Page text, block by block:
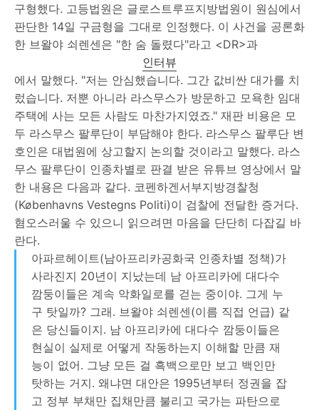
구형했다. 고등법원은 글로스트루프지방법원이 원심에서
판단한 14일 구금형을 그대로 인정했다. 이 사건을 공론화
한 브왈야 쇠렌센은 "한 숨 돌렸다"라고 <DR>과
인터뷰
에서 말했다. "저는 안심했습니다. 그간 값비싼 대가를 치
렀습니다. 저뿐 아니라 라스무스가 방문하고 모욕한 임대
주택에 사는 모든 사람도 마찬가지였죠." 재판 비용은 모
두 라스무스 팔루단이 부담해야 한다. 라스무스 팔루단 변
호인은 대법원에 상고할지 논의할 것이라고 말했다. 라스
무스 팔루단이 인종차별로 판결 받은 유튜브 영상에서 말
한 내용은 다음과 같다. 코펜하겐서부지방경찰청
(Københavns Vestegns Politi)이 검찰에 전달한 증거다.
혐오스러울 수 있으니 읽으려면 마음을 단단히 다잡길 바
란다.
아파르헤이트(남아프리카공화국 인종차별 정책)가
사라진지 20년이 지났는데 남 아프리카에 대다수
깜둥이들은 계속 악화일로를 걷는 중이야. 그게 누
구 탓일까? 그래. 브왈야 쇠렌센(이름 직접 언급) 같
은 당신들이지. 남 아프리카에 대다수 깜둥이들은
현실이 실제로 어떻게 작동하는지 이해할 만큼 재
능이 없어. 그냥 모든 걸 흑백으로만 보고 백인만
탓하는 거지. 왜냐면 대안은 1995년부터 정권을 잡
고 정부 부채만 집채만큼 불리고 국가는 파탄으로